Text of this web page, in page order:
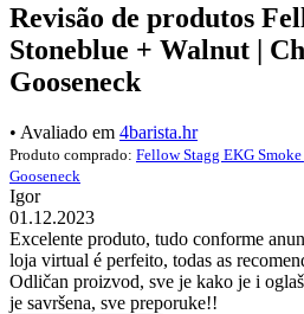
Revisão de produtos
Stoneblue + Walnut |
Gooseneck
• Avaliado em 4barista.hr
Produto comprado: Fellow Stagg EKG
Gooseneck
Igor
01.12.2023
Excelente produto, tudo conforme
loja virtual é perfeito, todas as
Odličan proizvod, sve je kako je i
je savršena, sve preporuke!!